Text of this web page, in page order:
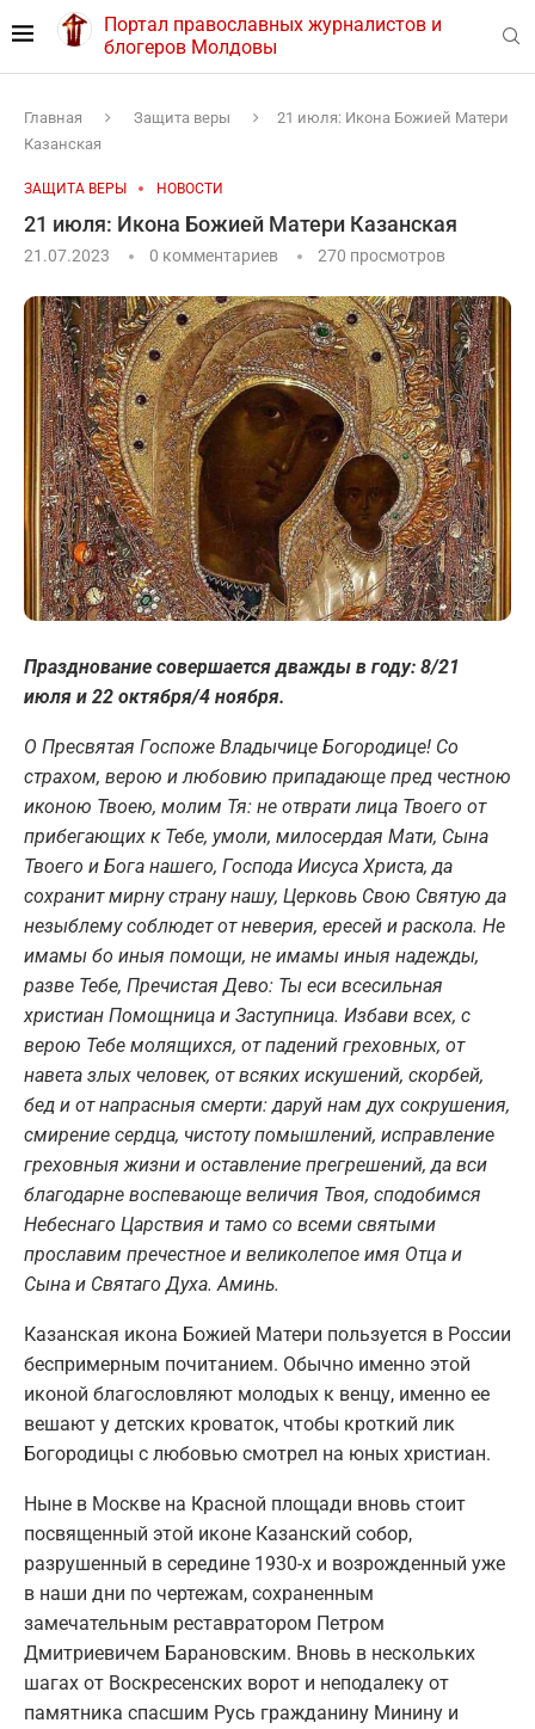
Портал православных журналистов и
блогеров Молдовы
Главная Защита веры
21 июля: Икона Божией Матери
Казанская
ЗАЩИТА ВЕРЫ НОВОСТИ
21 июля: Икона Божией Матери Казанская
21.07.2023 0 комментариев 270 просмотров
Празднование совершается дважды в году: 8/21
июля и 22 октября/4 ноября.
О Пресвятая Госпоже Владычице Богородице! Со
страхом, верою и любовию припадающе пред честною
иконою Твоею, молим Тя: не отврати лица Твоего от
прибегающих к Тебе, умоли, милосердая Мати, Сына
Твоего и Бога нашего, Господа Иисуса Христа, да
сохранит мирну страну нашу, Церковь Свою Святую да
незыблему соблюдет от неверия, ересей и раскола. Не
имамы бо иныя помощи, не имамы иныя надежды,
разве Тебе, Пречистая Дево: Ты еси всесильная
христиан Помощница и Заступница. Избави всех, с
верою Тебе молящихся, от падений греховных, от
навета злых человек, от всяких искушений, скорбей,
бед и от напрасныя смерти: даруй нам дух сокрушения,
смирение сердца, чистоту помышлений, исправление
греховныя жизни и оставление прегрешений, да вси
благодарне воспевающе величия Твоя, сподобимся
Небеснаго Царствия и тамо со всеми святыми
прославим пречестное и великолепое имя Отца и
Сына и Святаго Духа. Аминь.
Казанская икона Божией Матери пользуется в России
беспримерным почитанием. Обычно именно этой
иконой благословляют молодых к венцу, именно ее
вешают у детских кроваток, чтобы кроткий лик
Богородицы с любовью смотрел на юных христиан.
Ныне в Москве на Красной площади вновь стоит
посвященный этой иконе Казанский собор,
разрушенный в середине 1930-х и возрожденный уже
в наши дни по чертежам, сохраненным
замечательным реставратором Петром
Дмитриевичем Барановским. Вновь в нескольких
шагах от Воскресенских ворот и неподалеку от
памятника спасшим Русь гражданину Минину и